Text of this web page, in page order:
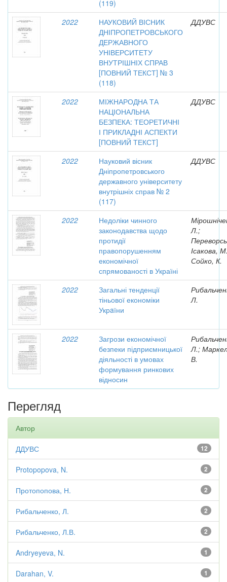
(119)
2022
НАУКОВИЙ ВІСНИК
ДНІПРОПЕТРОВСЬКОГО
ДЕРЖАВНОГО
УНІВЕРСИТЕТУ
ВНУТРІШНІХ СПРАВ
[ПОВНИЙ ТЕКСТ] № 3
(118)
ДДУВС
2022
МІЖНАРОДНА ТА
НАЦІОНАЛЬНА
БЕЗПЕКА: ТЕОРЕТИЧНІ
І ПРИКЛАДНІ АСПЕКТИ
[ПОВНИЙ ТЕКСТ]
ДДУВС
2022
Науковий вісник
Дніпропетровського
державного університету
внутрішніх справ № 2
(117)
ДДУВС
2022
Недоліки чинного
законодавства щодо
протидії
правопорушенням
економічної
спрямованості в Україні
Л.;
Ісакова,
Сойко, К.
2022
Загальні тенденції
тіньової економіки
Укрaїни
Л.
2022
Загрози економічної
безпеки підприємницької
діяльності в умовах
формування ринкових
відносин
Л.;
В.
Перегляд
Автор
12
ДДУВС
2
Protopopova, N.
2
Протопопова, Н.
2
Рибальченко, Л.
2
Рибальченко, Л.В.
1
Andryeyeva, N.
1
Darahan, V.